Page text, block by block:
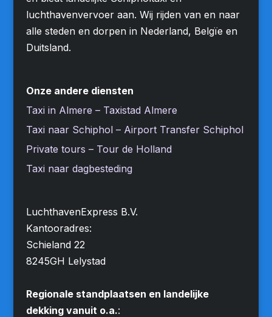
luchthavenvervoer aan. Wij rijden van en naar
alle steden en dorpen in Nederland, Belgïe en
Duitsland.
Onze andere diensten
Taxi in Almere – Taxistad Almere
Taxi naar Schiphol – Airport Transfer Schiphol
Private tours – Tour de Holland
Taxi naar dagbesteding
LuchthavenExpress B.V.
Kantooradres:
Schieland 22
8245GH Lelystad
Regionale standplaatsen en landelijke
dekking vanuit o.a.: